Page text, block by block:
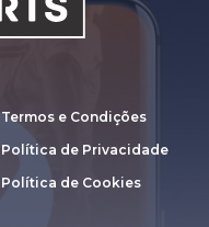
Termos e Condições
Política de Privacidade
Política de Cookies